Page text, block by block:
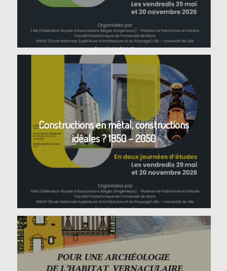
Constructions en métal, constructions
idéales ? 1850 – 2050